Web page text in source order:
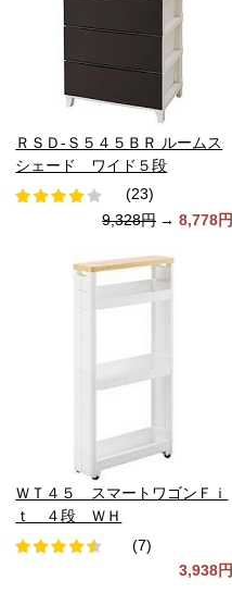
ＲＳＤ-Ｓ５４５ＢＲ ルームス
シェード ワイド５段
(23)
9,328円 → 8,778円
ＷＴ４５ スマートワゴンＦｉ
ｔ ４段 ＷＨ
(7)
3,938円